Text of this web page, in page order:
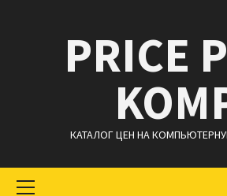
содержимомуPRICE
КАТАЛОГ ЦЕН НА
меню